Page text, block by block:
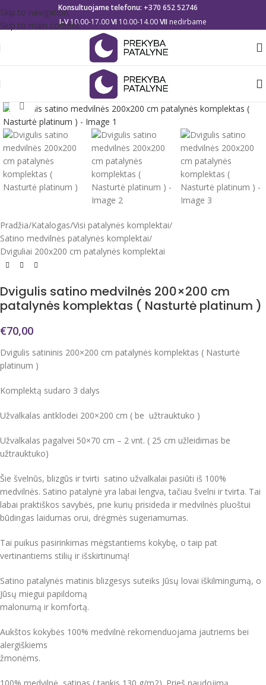
Skip to navigation
Skip to main content
Konsultuojame telefonu: +370 652 52746
I-V10.00-17.00VI 10.00-14.00VII nedirbame
Click to enlarge
Pradžia/Katalogas/Visi patalynės komplektai/
Satino medvilnės patalynės komplektai/
Dviguliai 200x200 cm patalynės komplektai
Dvigulis satino medvilnės 200×200 cm
patalynės komplektas ( Nasturtė platinum )
€70,00
Dvigulis satininis 200×200 cm patalynės komplektas ( Nasturtė
platinum )
Komplektą sudaro 3 dalys
Užvalkalas antklodei 200×200 cm ( be užtrauktuko )
Užvalkalas pagalvei 50×70 cm – 2 vnt. ( 25 cm užleidimas be
užtrauktuko)
Šie švelnūs, blizgūs ir tvirti satino užvalkalai pasiūti iš 100%
medvilnės. Satino patalynė yra labai lengva, tačiau švelni ir tvirta. Tai
labai praktiškos savybės, prie kurių prisideda ir medvilnės pluoštui
būdingas laidumas orui, drėgmės sugeriamumas.
Tai puikus pasirinkimas mėgstantiems kokybę, o taip pat
vertinantiems stilių ir išskirtinumą!
Satino patalynės matinis blizgesys suteiks Jūsų lovai iškilmingumą, o
Jūsų miegui papildomą
malonumą ir komfortą.
Aukštos kokybės 100% medvilnė rekomenduojama jautriems bei
alergiškiems
žmonėms.